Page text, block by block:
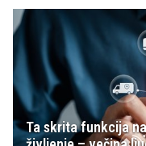
Ta skrita funkcija